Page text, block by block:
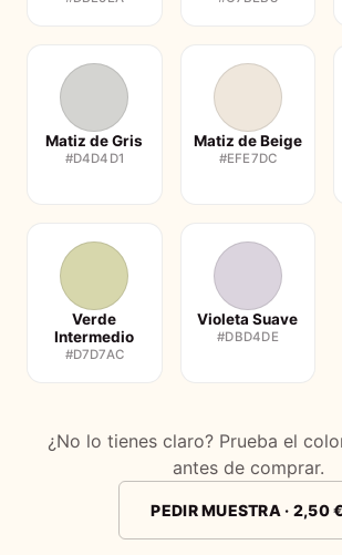
Matiz de Gris
#D4D4D1
Matiz de Beige
#EFE7DC
Verde
Intermedio
#D7D7AC
Violeta Suave
#DBD4DE
¿No lo tienes claro? Prueba el
antes de comprar.
PEDIR MUESTRA · 2,50 €